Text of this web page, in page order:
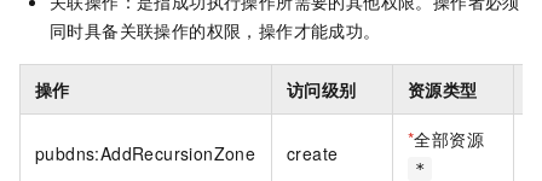
同时具备关联操作的权限，操作才能成功。
操作 访问级别 资源类型
pubdns:AddRecursionZone create
*全部资源
*